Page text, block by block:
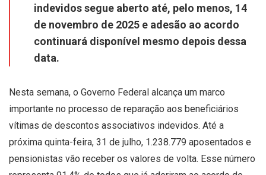
indevidos segue aberto até, pelo menos, 14
de novembro de 2025 e adesão ao acordo
continuará disponível mesmo depois dessa
data.
Nesta semana, o Governo Federal alcança um marco
importante no processo de reparação aos beneficiários
vítimas de descontos associativos indevidos. Até a
próxima quinta-feira, 31 de julho, 1.238.779 aposentados e
pensionistas vão receber os valores de volta. Esse número